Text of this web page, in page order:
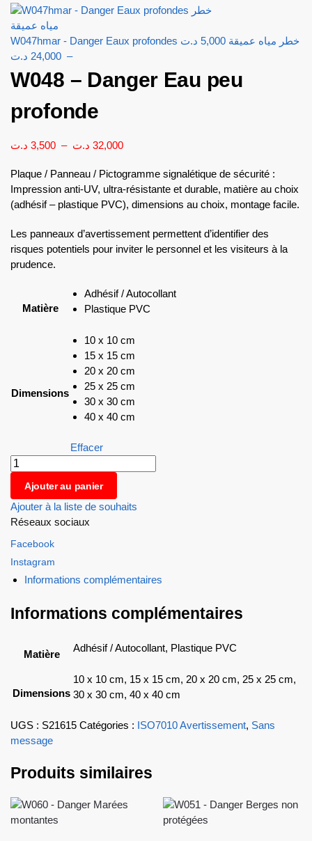
W047hmar - Danger Eaux profondes خطر مياه عميقة 5,000 د.ت
–
24,000 د.ت
W048 – Danger Eau peu
profonde
3,500 د.ت – 32,000 د.ت
Plaque / Panneau / Pictogramme signalétique de sécurité :
Impression anti-UV, ultra-résistante et durable, matière au choix
(adhésif – plastique PVC), dimensions au choix, montage facile.
Les panneaux d’avertissement permettent d’identifier des
risques potentiels pour inviter le personnel et les visiteurs à la
prudence.
Matière
Adhésif / Autocollant
Plastique PVC
Dimensions
10 x 10 cm
15 x 15 cm
20 x 20 cm
25 x 25 cm
30 x 30 cm
40 x 40 cm
Effacer
Ajouter au panier
Ajouter à la liste de souhaits
Réseaux sociaux
Facebook
Instagram
Informations complémentaires
Informations complémentaires
Matière
Adhésif / Autocollant, Plastique PVC
Dimensions
10 x 10 cm, 15 x 15 cm, 20 x 20 cm, 25 x 25 cm,
30 x 30 cm, 40 x 40 cm
UGS : S21615 Catégories : ISO7010 Avertissement, Sans
message
Produits similaires